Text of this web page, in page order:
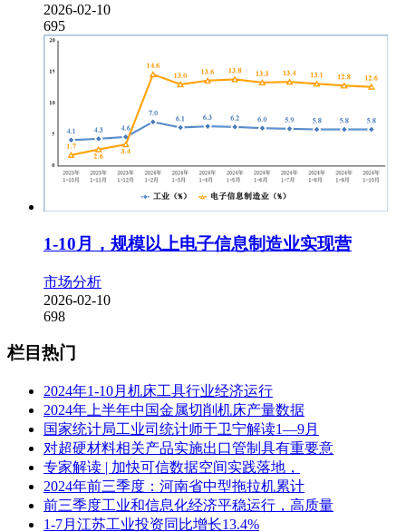
2026-02-10
695
1-10月，规模以上电子信息制造业实现营
市场分析
2026-02-10
698
栏目热门
2024年1-10月机床工具行业经济运行
2024年上半年中国金属切削机床产量数据
国家统计局工业司统计师于卫宁解读1—9月
对超硬材料相关产品实施出口管制具有重要意
专家解读 | 加快可信数据空间实践落地，
2024年前三季度：河南省中型拖拉机累计
前三季度工业和信息化经济平稳运行，高质量
1-7月江苏工业投资同比增长13.4%